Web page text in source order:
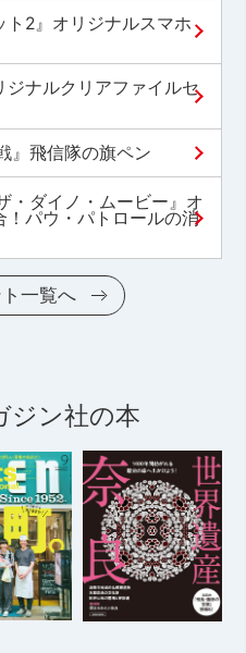
2』オリジナルスマホ
ジナルクリアファイルセ
』飛信隊の旗ペン
・ダイノ・ムービー』オ
！パウ・パトロールの消
一覧へ
ジン社の本